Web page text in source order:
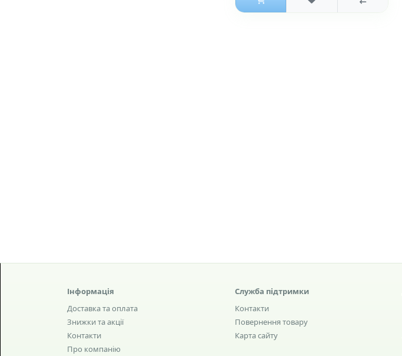
Інформація
Доставка та оплата
Знижки та акції
Контакти
Про компанію
Служба підтримки
Контакти
Повернення товару
Карта сайту